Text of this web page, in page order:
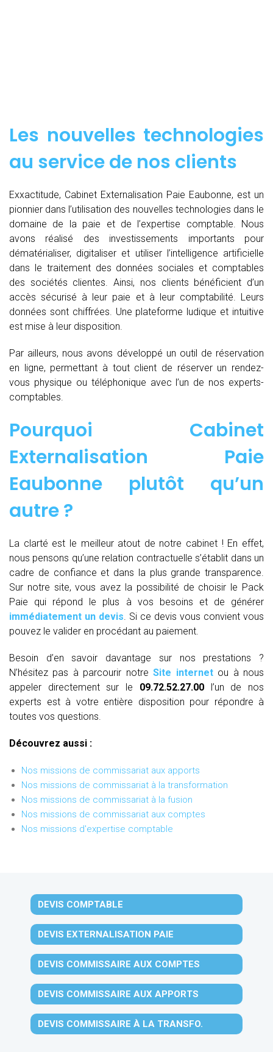
Les nouvelles technologies
au service de nos clients
Exxactitude, Cabinet Externalisation Paie Eaubonne, est un
pionnier dans l’utilisation des nouvelles technologies dans le
domaine de la paie et de l’expertise comptable. Nous
avons réalisé des investissements importants pour
dématérialiser, digitaliser et utiliser l’intelligence artificielle
dans le traitement des données sociales et comptables
des sociétés clientes. Ainsi, nos clients bénéficient d’un
accès sécurisé à leur paie et à leur comptabilité. Leurs
données sont chiffrées. Une plateforme ludique et intuitive
est mise à leur disposition.
Par ailleurs, nous avons développé un outil de réservation
en ligne, permettant à tout client de réserver un rendez-
vous physique ou téléphonique avec l’un de nos experts-
comptables.
Pourquoi Cabinet
Externalisation Paie
Eaubonne plutôt qu’un
autre ?
La clarté est le meilleur atout de notre cabinet ! En effet,
nous pensons qu’une relation contractuelle s’établit dans un
cadre de confiance et dans la plus grande transparence.
Sur notre site, vous avez la possibilité de choisir le Pack
Paie qui répond le plus à vos besoins et de générer
immédiatement un devis . Si ce devis vous convient vous
pouvez le valider en procédant au paiement.
Besoin d’en savoir davantage sur nos prestations ?
N’hésitez pas à parcourir notreSite internet ou à nous
appeler directement sur le 09.72.52.27.00l’un de nos
experts est à votre entière disposition pour répondre à
toutes vos questions.
Découvrez aussi :
Nos missions de commissariat aux apports
Nos missions de commissariat à la transformation
Nos missions de commissariat à la fusion
Nos missions de commissariat aux comptes
Nos missions d'expertise comptable
DEVIS COMPTABLE
DEVIS EXTERNALISATION PAIE
DEVIS COMMISSAIRE AUX COMPTES
DEVIS COMMISSAIRE AUX APPORTS
DEVIS COMMISSAIRE À LA TRANSFO.